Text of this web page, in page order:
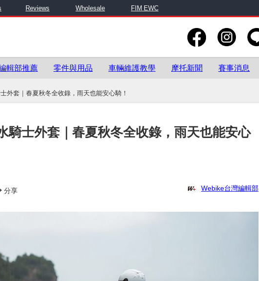
Reviews Wholesale FIM EWC
輯部推薦 零件與用品 車輛維護教學 摩托新聞 賽事消息
外套｜春夏秋冬全收錄，雨天也能安心騎！
騎士外套｜春夏秋冬全收錄，雨天也能安心
分享 Webike台灣編輯部